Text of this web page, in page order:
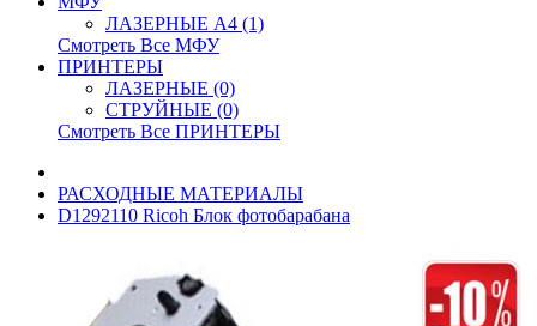
ЛАЗЕРНЫЕ A4 (1)
Смотреть Все МФУ
ПРИНТЕРЫ
ЛАЗЕРНЫЕ (0)
СТРУЙНЫЕ (0)
Смотреть Все ПРИНТЕРЫ
РАСХОДНЫЕ МАТЕРИАЛЫ
D1292110 Ricoh Блок фотобарабана